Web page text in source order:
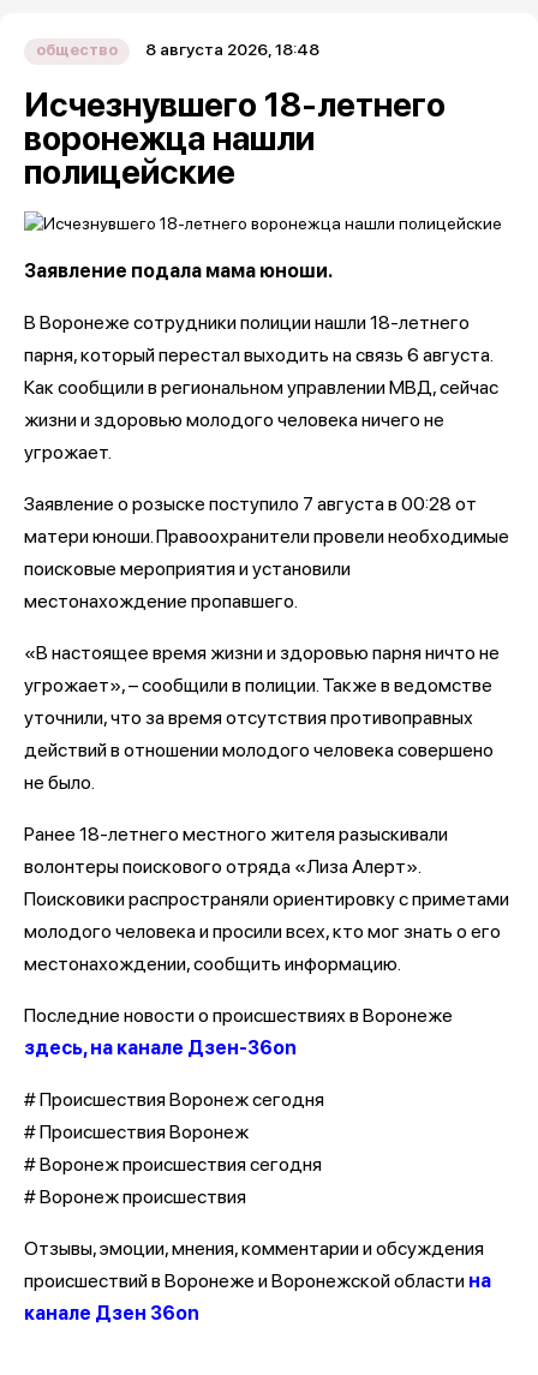
общество 8 августа 2026, 18:48
Исчезнувшего 18-летнего
воронежца нашли
полицейские
Заявление подала мама юноши.
В Воронеже сотрудники полиции нашли 18-летнего
парня, который перестал выходить на связь 6 августа.
Как сообщили в региональном управлении МВД, сейчас
жизни и здоровью молодого человека ничего не
угрожает.
Заявление о розыске поступило 7 августа в 00:28 от
матери юноши. Правоохранители провели необходимые
поисковые мероприятия и установили
местонахождение пропавшего.
«В настоящее время жизни и здоровью парня ничто не
угрожает», – сообщили в полиции. Также в ведомстве
уточнили, что за время отсутствия противоправных
действий в отношении молодого человека совершено
не было.
Ранее 18-летнего местного жителя разыскивали
волонтеры поискового отряда «Лиза Алерт».
Поисковики распространяли ориентировку с приметами
молодого человека и просили всех, кто мог знать о его
местонахождении, сообщить информацию.
Последние новости о происшествиях в Воронеже
здесь, на канале Дзен-36on
# Происшествия Воронеж сегодня
# Происшествия Воронеж
# Воронеж происшествия сегодня
# Воронеж происшествия
Отзывы, эмоции, мнения, комментарии и обсуждения
происшествий в Воронеже и Воронежской области на
канале Дзен 36on